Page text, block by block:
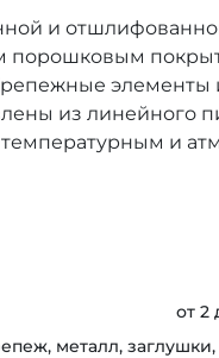
и
порошковым
элементы
из линейного
и
от 2
металл, заглушки,